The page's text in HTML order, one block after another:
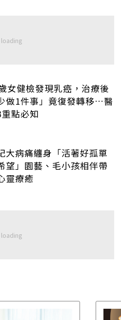
女健檢發現乳癌，治療後
做1件事」竟復發轉移…醫
點必知
大病痛纏身「活著好孤單
望」園藝、毛小孩相伴帶
靈療癒